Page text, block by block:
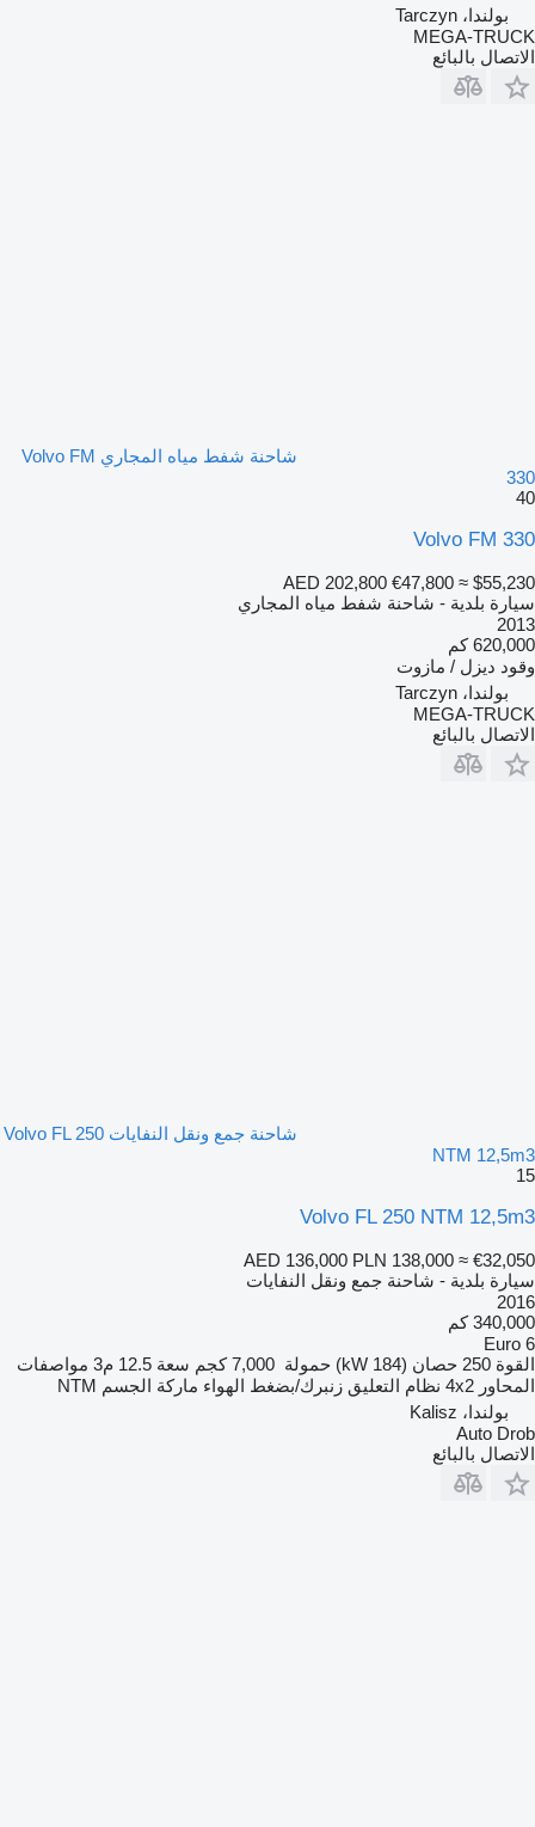
بولندا، Tarczyn
MEGA-TRUCK
الاتصال بالبائع
شاحنة شفط مياه المجاري Volvo FM
330
40
Volvo FM 330
AED 202,800 €47,800 ≈ $55,230
سيارة بلدية - شاحنة شفط مياه المجاري
2013
620,000 كم
وقود ديزل / مازوت
بولندا، Tarczyn
MEGA-TRUCK
الاتصال بالبائع
شاحنة جمع ونقل النفايات Volvo FL 250
NTM 12,5m3
15
Volvo FL 250 NTM 12,5m3
AED 136,000 PLN 138,000 ≈ €32,050
سيارة بلدية - شاحنة جمع ونقل النفايات
2016
340,000 كم
Euro 6
القوة 250 حصان (184 kW) حمولة 7,000 كجم سعة 12.5 م3
مواصفات
المحاور 4x2 نظام التعليق زنبرك/بضغط الهواء ماركة الجسم NTM
بولندا، Kalisz
Auto Drob
الاتصال بالبائع